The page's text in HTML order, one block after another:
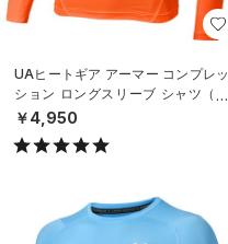
UAヒートギア アーマー コンプレッ
ション ロングスリーブ シャツ（ト
レーニング/MEN）
￥4,950